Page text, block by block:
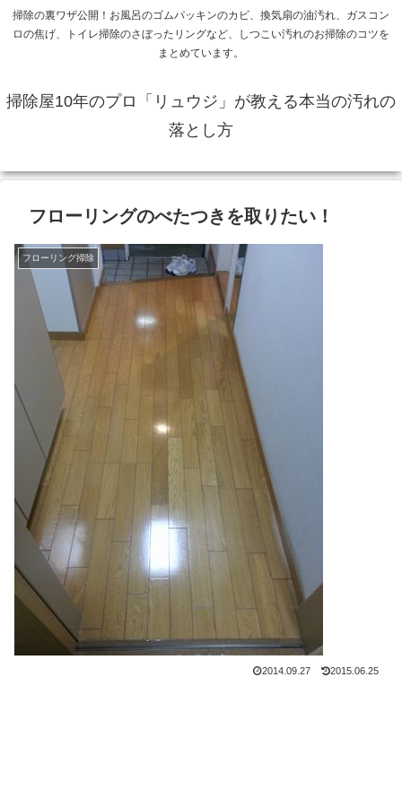
掃除の裏ワザ公開！お風呂のゴムパッキンのカビ、換気扇の油汚れ、ガスコン
ロの焦げ、トイレ掃除のさぼったリングなど、しつこい汚れのお掃除のコツを
まとめています。
掃除屋10年のプロ「リュウジ」が教える本当の汚れの
落とし方
フローリングのべたつきを取りたい！
フローリング掃除
2014.09.27 2015.06.25